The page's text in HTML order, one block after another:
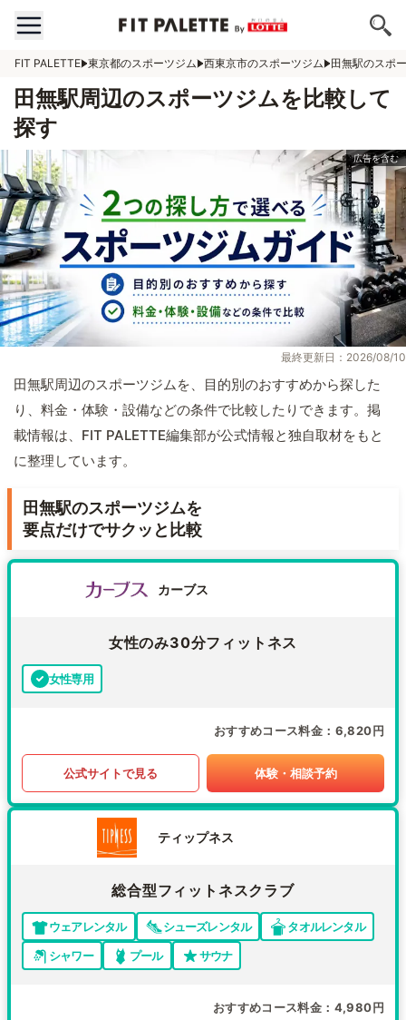
FIT PALETTE 東京都のスポーツジム 西東京市のスポーツジム 田無駅のスポ
田無駅周辺のスポーツジムを比較して
探す
最終更新日：2026/08/10
田無駅周辺のスポーツジムを、目的別のおすすめから探した
り、料金・体験・設備などの条件で比較したりできます。掲
載情報は、FIT PALETTE編集部が公式情報と独自取材をもと
に整理しています。
田無駅のスポーツジムを
要点だけでサクッと比較
カーブス
女性のみ30分フィットネス
女性専用
おすすめコース料金 6,820円
公式サイトで見る 体験・相談予約
ティップネス
総合型フィットネスクラブ
ウェアレンタル シューズレンタル
タオルレンタル
シャワー
プール サウナ
おすすめコース料金 4,980円